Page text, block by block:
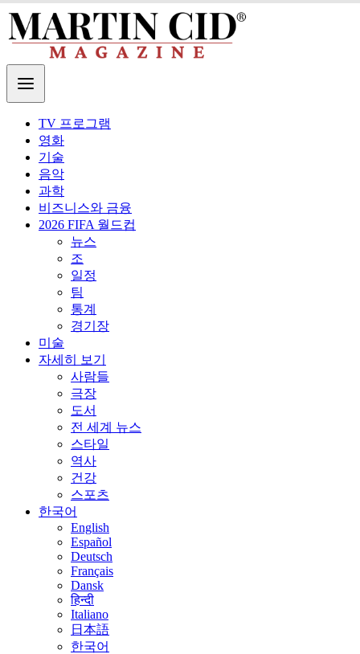
TV 프로그램
영화
기술
음악
과학
비즈니스와 금융
2026 FIFA 월드컵
뉴스
조
일정
팀
통계
경기장
미술
자세히 보기
사람들
극장
도서
전 세계 뉴스
스타일
역사
건강
스포츠
한국어
English
Español
Deutsch
Français
Dansk
हिन्दी
Italiano
日本語
한국어